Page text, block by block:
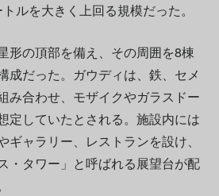
ルを大きく上回る規模だった。
形の頂部を備え、その周囲を8棟
成だった。ガウディは、鉄、セメ
み合わせ、モザイクやガラスドー
定していたとされる。施設内には
ャラリー、レストランを設け、
・タワー」と呼ばれる展望台が配